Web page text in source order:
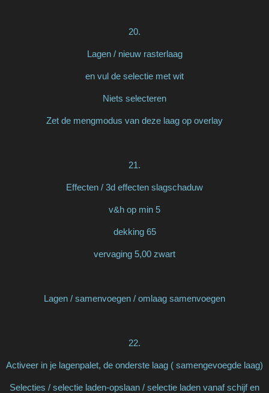
20.
Lagen / nieuw rasterlaag
en vul de selectie met wit
Niets selecteren
Zet de mengmodus van deze laag op overlay
21.
Effecten / 3d effecten slagschaduw
v&h op min 5
dekking 65
vervaging 5,00 zwart
Lagen / samenvoegen / omlaag samenvoegen
22.
Activeer in je lagenpalet, de onderste laag ( samengevoegde laag)
Selecties / selectie laden-opslaan / selectie laden vanaf schijf en